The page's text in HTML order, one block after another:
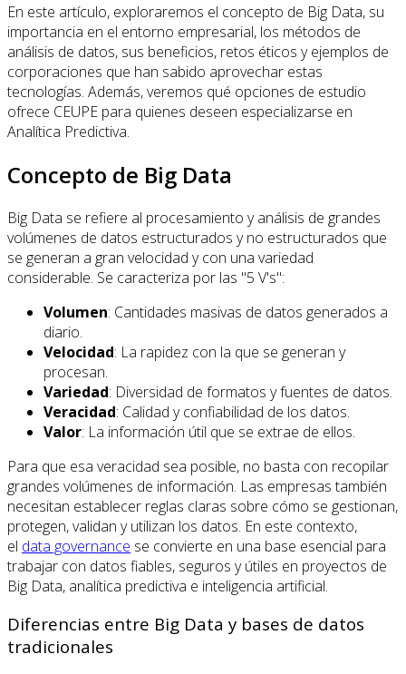
En este artículo, exploraremos el concepto de Big Data, su
importancia en el entorno empresarial, los métodos de
análisis de datos, sus beneficios, retos éticos y ejemplos de
corporaciones que han sabido aprovechar estas
tecnologías. Además, veremos qué opciones de estudio
ofrece CEUPE para quienes deseen especializarse en
Analítica Predictiva.
Concepto de Big Data
Big Data se refiere al procesamiento y análisis de grandes
volúmenes de datos estructurados y no estructurados que
se generan a gran velocidad y con una variedad
considerable. Se caracteriza por las "5 V's":
Volumen: Cantidades masivas de datos generados a
diario.
Velocidad: La rapidez con la que se generan y
procesan.
Variedad: Diversidad de formatos y fuentes de datos.
Veracidad: Calidad y confiabilidad de los datos.
Valor: La información útil que se extrae de ellos.
Para que esa veracidad sea posible, no basta con recopilar
grandes volúmenes de información. Las empresas también
necesitan establecer reglas claras sobre cómo se gestionan,
protegen, validan y utilizan los datos. En este contexto,
el data governance se convierte en una base esencial para
trabajar con datos fiables, seguros y útiles en proyectos de
Big Data, analítica predictiva e inteligencia artificial.
Diferencias entre Big Data y bases de datos
tradicionales